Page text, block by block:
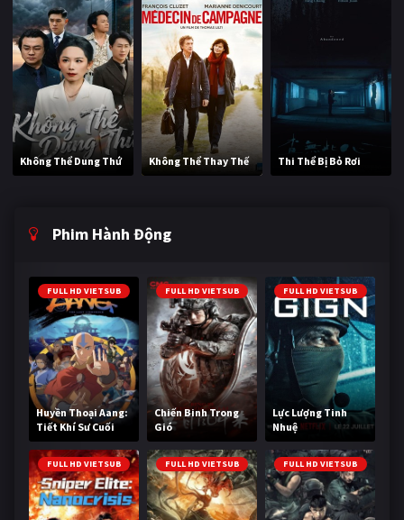
Không Thể Dung Thứ Không Thể Thay Thế Thi Thể Bị Bỏ Rơi
Phim Hành Động
FULL HD VIETSUB
Huyền Thoại Aang:
Tiết Khí Sư Cuối
Cùng
FULL HD VIETSUB
Chiến Binh Trong
Gió
FULL HD VIETSUB
Lực Lượng Tinh
Nhuệ
FULL HD VIETSUB FULL HD VIETSUB FULL HD VIETSUB